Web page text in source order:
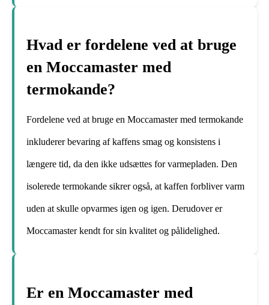
Hvad er fordelene ved at bruge
en Moccamaster med
termokande?
Fordelene ved at bruge en Moccamaster med termokande
inkluderer bevaring af kaffens smag og konsistens i
længere tid, da den ikke udsættes for varmepladen. Den
isolerede termokande sikrer også, at kaffen forbliver varm
uden at skulle opvarmes igen og igen. Derudover er
Moccamaster kendt for sin kvalitet og pålidelighed.
Er en Moccamaster med